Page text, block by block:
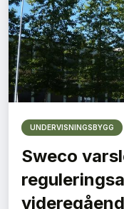
UNDERVISNINGSBYGG
Sweco